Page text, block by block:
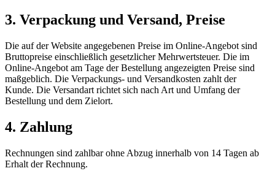
3. Verpackung und Versand, Preise
Die auf der Website angegebenen Preise im Online-Angebot sind
Bruttopreise einschließlich gesetzlicher Mehrwertsteuer. Die im
Online-Angebot am Tage der Bestellung angezeigten Preise sind
maßgeblich. Die Verpackungs- und Versandkosten zahlt der
Kunde. Die Versandart richtet sich nach Art und Umfang der
Bestellung und dem Zielort.
4. Zahlung
Rechnungen sind zahlbar ohne Abzug innerhalb von 14 Tagen ab
Erhalt der Rechnung.